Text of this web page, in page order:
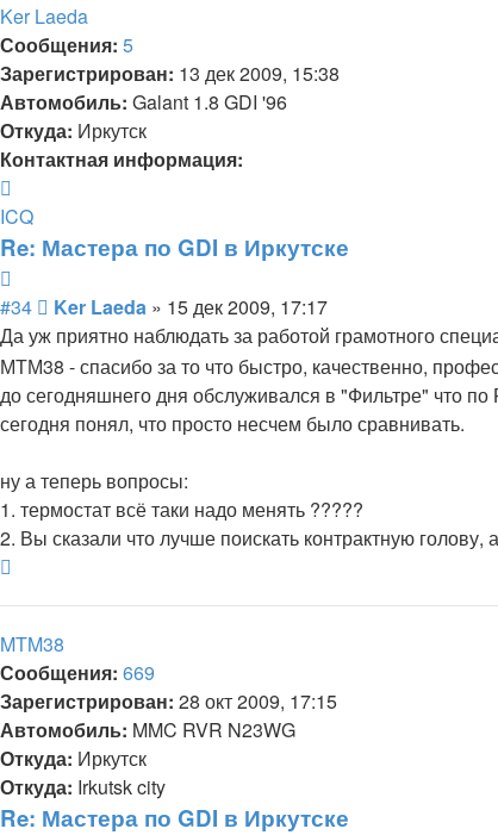
Ker Laeda
Сообщения: 5
Зарегистрирован: 13 дек 2009, 15:38
Автомобиль: Galant 1.8 GDI '96
Откуда: Иркутск
Контактная информация:
информация
пользователя
Laeda
ICQ
Re: Мастера по GDI в Иркутске
#34
Сообщение
Ker Laeda » 15 дек 2009, 17:17
Да уж приятно наблюдать за работой грамотного
МТМ38 - спасибо за то что быстро, качественно,
до сегодняшнего дня обслуживался в "Фильтре" что
сегодня понял, что просто несчем было сравнивать.
ну а теперь вопросы:
1. термостат всё таки надо менять ?????
2. Вы сказали что лучше поискать контрактную
MTM38
Сообщения: 669
Зарегистрирован: 28 окт 2009, 17:15
Автомобиль: MMC RVR N23WG
Откуда: Иркутск
Откуда: Irkutsk city
Re: Мастера по GDI в Иркутске